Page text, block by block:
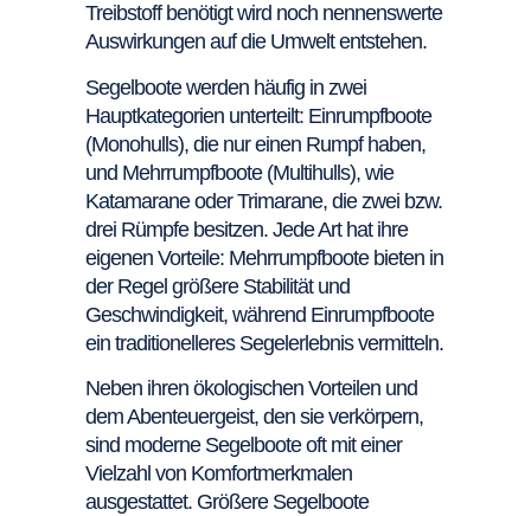
Treibstoff benötigt wird noch nennenswerte
Auswirkungen auf die Umwelt entstehen.
Segelboote werden häufig in zwei
Hauptkategorien unterteilt: Einrumpfboote
(Monohulls), die nur einen Rumpf haben,
und Mehrrumpfboote (Multihulls), wie
Katamarane oder Trimarane, die zwei bzw.
drei Rümpfe besitzen. Jede Art hat ihre
eigenen Vorteile: Mehrrumpfboote bieten in
der Regel größere Stabilität und
Geschwindigkeit, während Einrumpfboote
ein traditionelleres Segelerlebnis vermitteln.
Neben ihren ökologischen Vorteilen und
dem Abenteuergeist, den sie verkörpern,
sind moderne Segelboote oft mit einer
Vielzahl von Komfortmerkmalen
ausgestattet. Größere Segelboote